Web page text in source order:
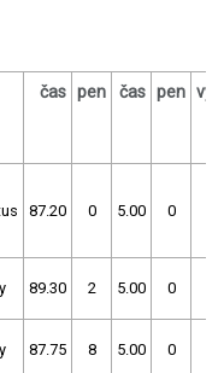
čas pen čas pen
87.20 0 5.00 0
89.30 2 5.00 0
87.75 8 5.00 0